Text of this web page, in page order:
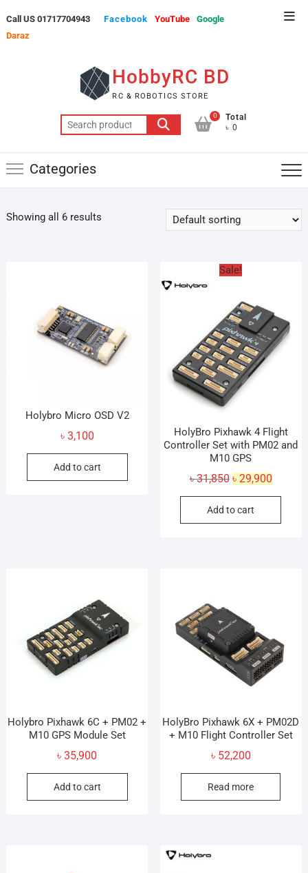
to
content
Call US 01717704943 Facebook YouTube
Google
Daraz
HobbyRC BD
RC & ROBOTICS STORE
Search
for:
0
Total
৳ 0
Categories
Showing all 6 results
Holybro Micro OSD V2
৳ 3,100
Add to cart
Sale!
HolyBro Pixhawk 4 Flight
Controller Set with PM02 and
M10 GPS
৳31,850 Original
price
was:
৳ 31,850.
৳ 29,900Current
price
৳
Add to cart
Holybro Pixhawk 6C + PM02 +
M10 GPS Module Set
৳35,900
Add to cart
HolyBro Pixhawk 6X + PM02D
+ M10 Flight Controller Set
৳ 52,200
Read more